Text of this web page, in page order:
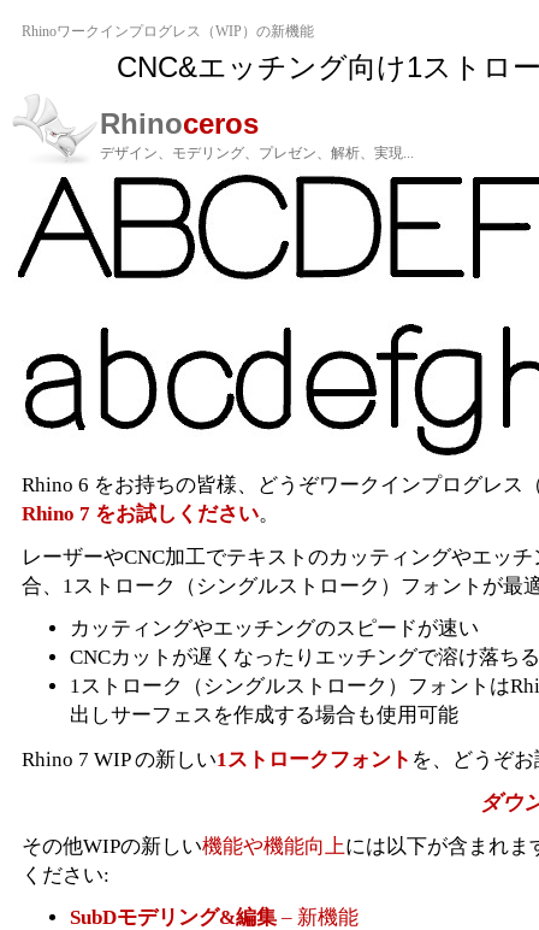
Rhinoワークインプログレス（WIP）の新機能
CNC&エッチング向け1ストロ
Rhinoceros
デザイン、モデリング、プレゼン、解析、実現...
Rhino 6 をお持ちの皆様、どうぞワークインプログレス
Rhino 7 をお試しください。
レーザーやCNC加工でテキストのカッティングやエッ
合、1ストローク（シングルストローク）フォントが最
カッティングやエッチングのスピードが速い
CNCカットが遅くなったりエッチングで溶け落ち
1ストローク（シングルストローク）フォントは
出しサーフェスを作成する場合も使用可能
Rhino 7 WIP の新しい1ストロークフォント を、どうぞ
ダウ
その他WIPの新しい機能や機能向上には以下が含まれま
ください:
SubDモデリング&編集 – 新機能